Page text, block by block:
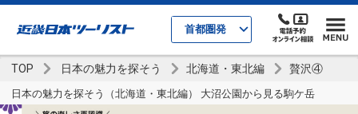
首都圏発
TOP 日本の魅力を探そう 北海道・東北編 贅沢④
日本の魅力を探そう（北海道・東北編） 大沼公園から見る駒ケ岳